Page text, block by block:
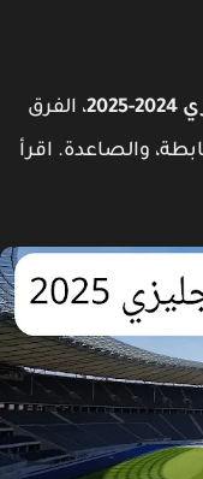
، الفرق
والصاعدة. اقرأ